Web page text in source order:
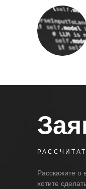
Расскажите о
хотите